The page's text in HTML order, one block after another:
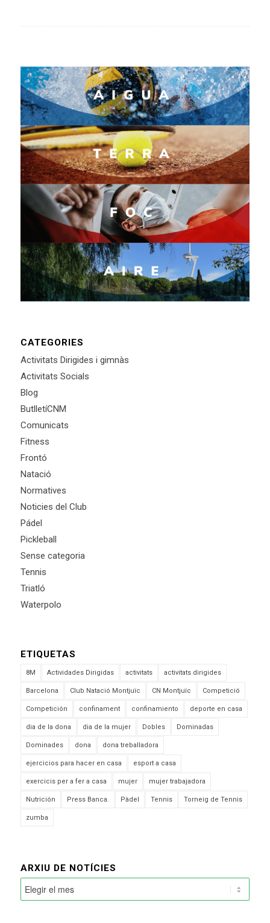
CATEGORIES
Activitats Dirigides i gimnàs
Activitats Socials
Blog
ButlletíCNM
Comunicats
Fitness
Frontó
Natació
Normatives
Noticies del Club
Pádel
Pickleball
Sense categoria
Tennis
Triatló
Waterpolo
ETIQUETAS
8M Actividades Dirigidas activitats activitats dirigides
Barcelona Club Natació Montjuïc CN Montjuïc Competició
Competición confinament confinamiento deporte en casa
dia de la dona dia de la mujer Dobles Dominadas
Dominades dona dona treballadora
ejercicios para hacer en casa esport a casa
exercicis per a fer a casa mujer mujer trabajadora
Nutrición Press Banca. Pàdel Tennis Torneig de Tennis
zumba
ARXIU DE NOTÍCIES